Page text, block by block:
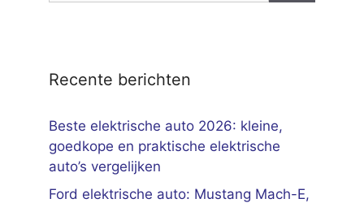
Recente berichten
Beste elektrische auto 2026: kleine,
goedkope en praktische elektrische
auto’s vergelijken
Ford elektrische auto: Mustang Mach-E,